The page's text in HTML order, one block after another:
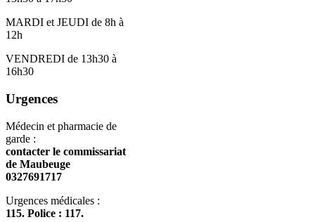
MARDI et JEUDI de 8h à
12h
VENDREDI de 13h30 à
16h30
Urgences
Médecin et pharmacie de
garde :
contacter le commissariat
de Maubeuge
0327691717
Urgences médicales :
115. Police : 117.